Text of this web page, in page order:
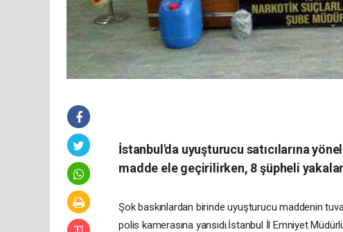
İstanbul'da uyuşturucu satıcılarına
madde ele geçirilirken, 8 şüpheli
Şok baskınlardan birinde uyuşturucu maddenin
polis kamerasına yansıdı.İstanbul İl Emniyet